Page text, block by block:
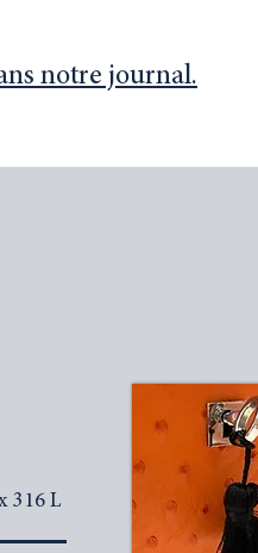
notre journal.
316 L